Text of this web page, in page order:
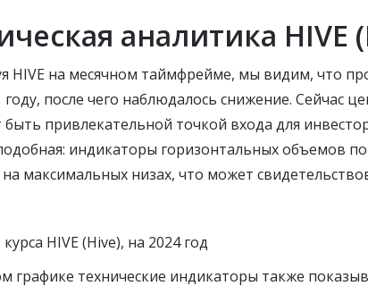
аналитика HIVE
HIVE на месячном таймфрейме, мы видим, что
году, после чего наблюдалось снижение. Сейчас
привлекательной точкой входа для
индикаторы горизонтальных объемов
на максимальных низах, что может
графике технические индикаторы также